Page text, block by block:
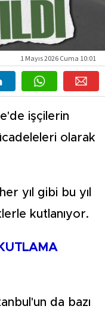
1 Mayıs 2026 Cuma 10:01
işçilerin
olarak
her yıl gibi bu yıl
kutlanıyor.
da bazı